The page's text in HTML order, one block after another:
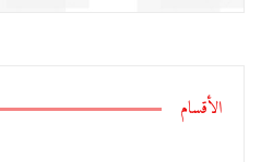
الأقسام